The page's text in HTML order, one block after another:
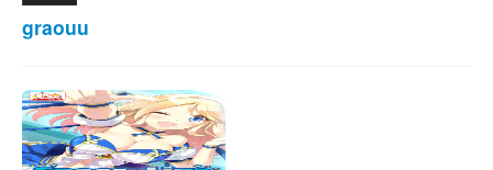
graouu